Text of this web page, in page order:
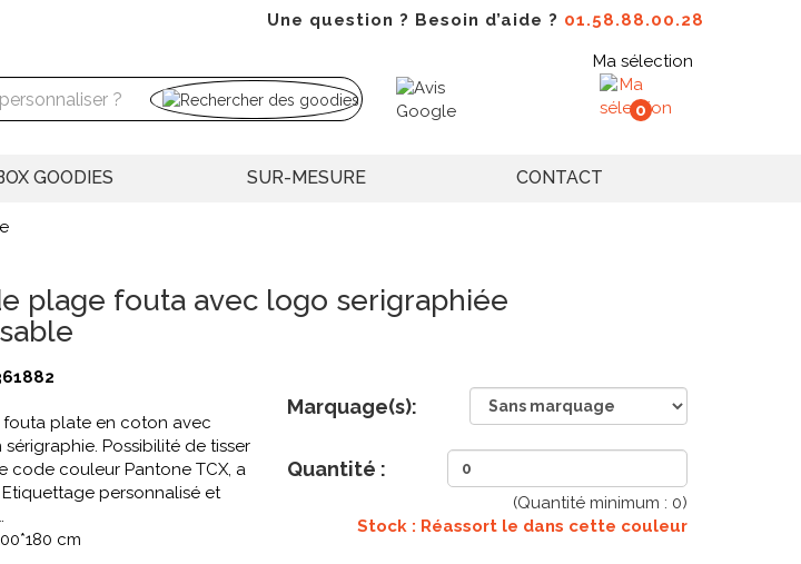
Une question ? Besoin d’aide ? 01.58.88.00.28
Ma sélection
0
GOODIES SUR-MESURE CONTACT
plage fouta avec logo serigraphiée
plate en coton avec
Possibilité de tisser
code couleur Pantone TCX, a
personnalisé et
cm
Marquage(s):
Quantité :
(Quantité minimum : 0)
Stock : Réassort le dans cette couleur